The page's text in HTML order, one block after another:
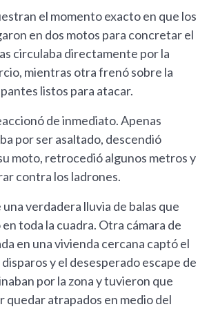
el momento exacto en que los
en dos motos para concretar el
circulaba directamente por la
mientras otra frenó sobre la
listos para atacar.
de inmediato. Apenas
por ser asaltado, descendió
moto, retrocedió algunos metros y
contra los ladrones.
verdadera lluvia de balas que
toda la cuadra. Otra cámara de
en una vivienda cercana captó el
y el desesperado escape de
por la zona y tuvieron que
quedar atrapados en medio del